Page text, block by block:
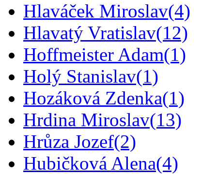
Hlaváček Miroslav(4)
Hlavatý Vratislav(12)
Hoffmeister Adam(1)
Holý Stanislav(1)
Hozáková Zdenka(1)
Hrdina Miroslav(13)
Hrůza Jozef(2)
Hubičková Alena(4)